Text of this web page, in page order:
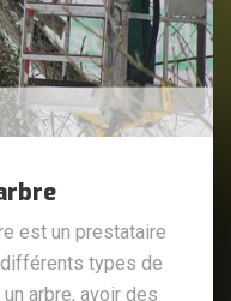
est un prestataire
types de
arbre, avoir des